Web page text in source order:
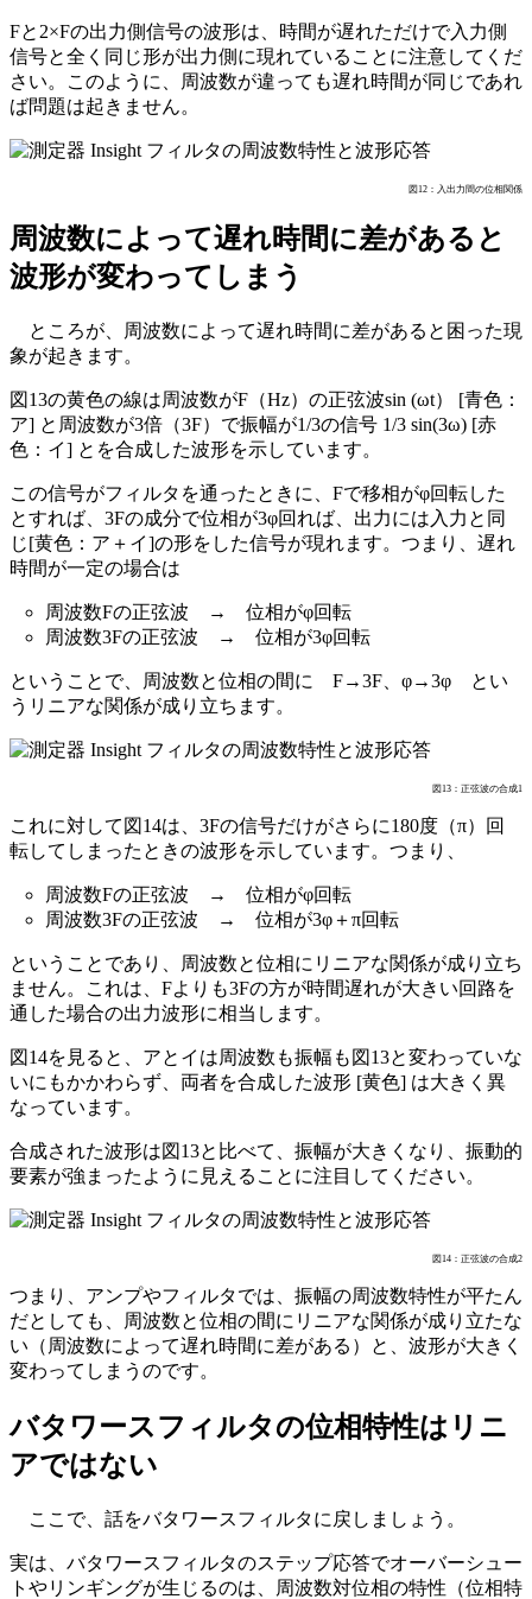
Fと2×Fの出力側信号の波形は、時間が遅れただけで入力側
信号と全く同じ形が出力側に現れていることに注意してくだ
さい。このように、周波数が違っても遅れ時間が同じであれ
ば問題は起きません。
図12：入出力間の位相関係
周波数によって遅れ時間に差があると
波形が変わってしまう
ところが、周波数によって遅れ時間に差があると困った現
象が起きます。
図13の黄色の線は周波数がF（Hz）の正弦波sin (ωt） [青色：
ア] と周波数が3倍（3F）で振幅が1/3の信号 1/3 sin(3ω) [赤
色：イ] とを合成した波形を示しています。
この信号がフィルタを通ったときに、Fで移相がφ回転した
とすれば、3Fの成分で位相が3φ回れば、出力には入力と同
じ[黄色：ア＋イ]の形をした信号が現れます。つまり、遅れ
時間が一定の場合は
周波数Fの正弦波 → 位相がφ回転
周波数3Fの正弦波 → 位相が3φ回転
ということで、周波数と位相の間に F→3F、φ→3φ とい
うリニアな関係が成り立ちます。
図13：正弦波の合成1
これに対して図14は、3Fの信号だけがさらに180度（π）回
転してしまったときの波形を示しています。つまり、
周波数Fの正弦波 → 位相がφ回転
周波数3Fの正弦波 → 位相が3φ＋π回転
ということであり、周波数と位相にリニアな関係が成り立ち
ません。これは、Fよりも3Fの方が時間遅れが大きい回路を
通した場合の出力波形に相当します。
図14を見ると、アとイは周波数も振幅も図13と変わっていな
いにもかかわらず、両者を合成した波形 [黄色] は大きく異
なっています。
合成された波形は図13と比べて、振幅が大きくなり、振動的
要素が強まったように見えることに注目してください。
図14：正弦波の合成2
つまり、アンプやフィルタでは、振幅の周波数特性が平たん
だとしても、周波数と位相の間にリニアな関係が成り立たな
い（周波数によって遅れ時間に差がある）と、波形が大きく
変わってしまうのです。
バタワースフィルタの位相特性はリニ
アではない
ここで、話をバタワースフィルタに戻しましょう。
実は、バタワースフィルタのステップ応答でオーバーシュー
トやリンギングが生じるのは、周波数対位相の特性（位相特